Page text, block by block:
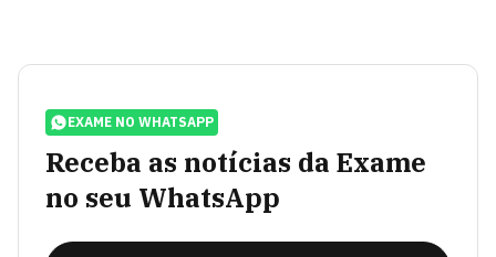
EXAME NO WHATSAPP
Receba as notícias da Exame
no seu WhatsApp